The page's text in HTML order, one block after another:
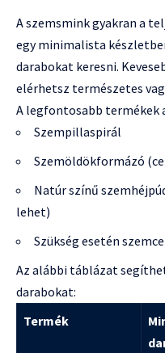
A szemsmink gyakran a
egy minimalista
darabokat keresni.
elérhetsz természetes
A legfontosabb termékek
Szempillaspirál
Szemöldökformázó
Natúr színű
lehet)
Szükség esetén
Az alábbi táblázat
darabokat:
Termék